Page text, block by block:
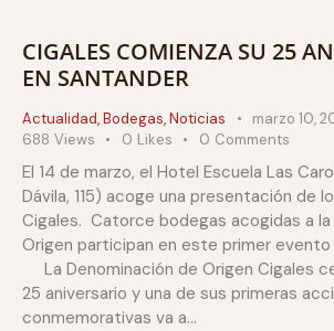
CIGALES COMIENZA SU 25
EN SANTANDER
Actualidad,Bodegas,Noticias
marzo 10,
688 Views 0 Likes 0 Comments
El 14 de marzo, el Hotel Escuela Las
Dávila, 115) acoge una presentación de
Cigales. Catorce bodegas acogidas a la
Origen participan en este primer
La Denominación de Origen Cigales
25 aniversario y una de sus primeras
conmemorativas va a…